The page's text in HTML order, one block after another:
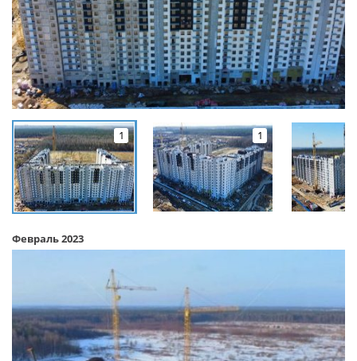
1 1
Февраль 2023